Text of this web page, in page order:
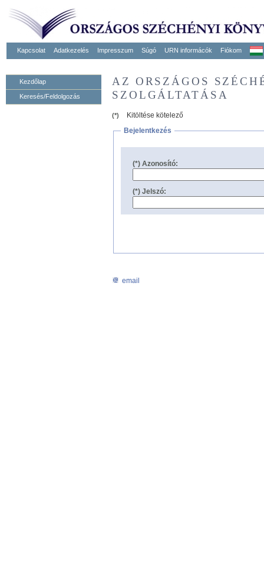
Kapcsolat Adatkezelés Impresszum Súgó URN informácók Fiókom
Kezdőlap
Keresés/Feldolgozás
AZ ORSZÁGOS
SZOLGÁLTATÁSA
(*)
Kitöltése kötelező
Bejelentkezés
(*) Azonosító:
(*) Jelszó:
email